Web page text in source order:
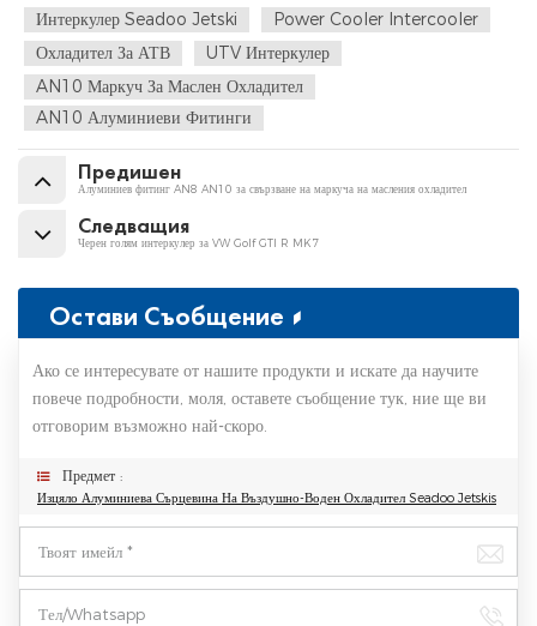
Интеркулер Seadoo Jetski
Power Cooler Intercooler
Охладител За АТВ
UTV Интеркулер
AN10 Маркуч За Маслен Охладител
AN10 Алуминиеви Фитинги
Предишен
Алуминиев фитинг AN8 AN10 за свързване на маркуча на масления охладител
Следващия
Черен голям интеркулер за VW Golf GTI R MK7
Остави Съобщение
Ако се интересувате от нашите продукти и искате да научите
повече подробности, моля, оставете съобщение тук, ние ще ви
отговорим възможно най-скоро.
Предмет :
Изцяло Алуминиева Сърцевина На Въздушно-Воден Охладител Seadoo Jetskis